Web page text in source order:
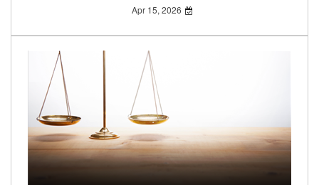
Apr 15, 2026